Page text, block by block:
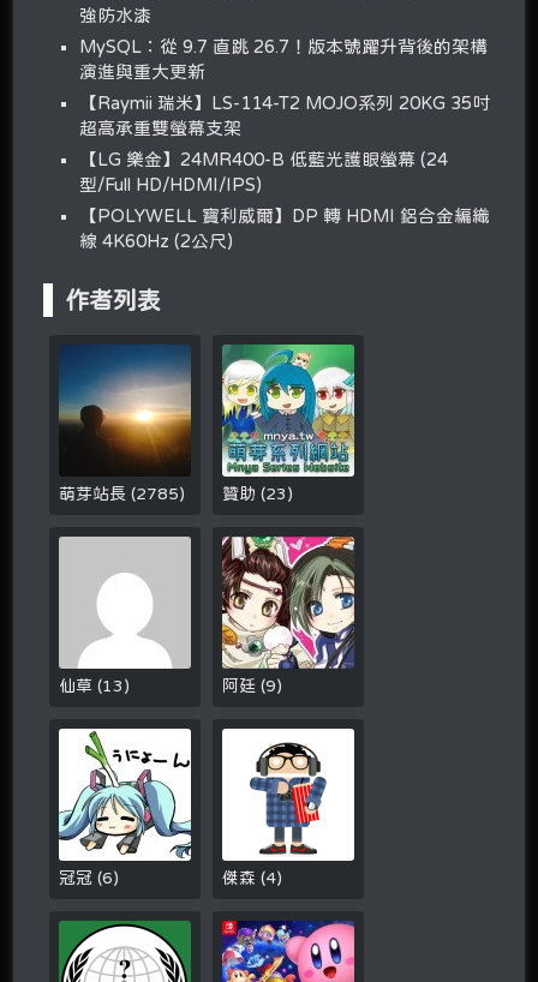
強防水漆
MySQL：從 9.7 直跳 26.7！版本號躍升背後的架構
演進與重大更新
【Raymii 瑞米】LS-114-T2 MOJO系列 20KG 35吋
超高承重雙螢幕支架
【LG 樂金】24MR400-B 低藍光護眼螢幕 (24
型/Full HD/HDMI/IPS)
【POLYWELL 寶利威爾】DP 轉 HDMI 鋁合金編織
線 4K60Hz (2公尺)
作者列表
萌芽站長(2785) 贊助(23 )
仙草(13 ) 阿廷(9)
冠冠(6) 傑森(4)